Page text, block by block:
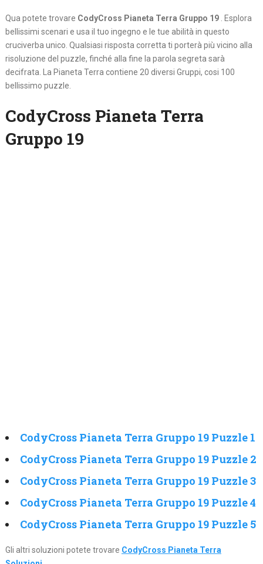
Qua potete trovare CodyCross Pianeta Terra Gruppo 19 . Esplora
bellissimi scenari e usa il tuo ingegno e le tue abilità in questo
cruciverba unico. Qualsiasi risposta corretta ti porterà più vicino alla
risoluzione del puzzle, finché alla fine la parola segreta sarà
decifrata. La Pianeta Terra contiene 20 diversi Gruppi, cosi 100
bellissimo puzzle.
CodyCross Pianeta Terra
Gruppo 19
CodyCross Pianeta Terra Gruppo 19 Puzzle 1
CodyCross Pianeta Terra Gruppo 19 Puzzle 2
CodyCross Pianeta Terra Gruppo 19 Puzzle 3
CodyCross Pianeta Terra Gruppo 19 Puzzle 4
CodyCross Pianeta Terra Gruppo 19 Puzzle 5
Gli altri soluzioni potete trovare CodyCross Pianeta Terra